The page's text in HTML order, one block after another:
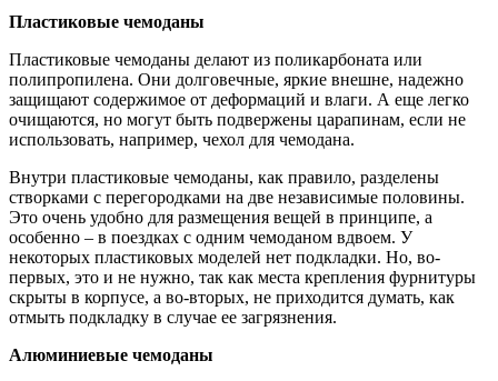
Пластиковые чемоданы
Пластиковые чемоданы делают из поликарбоната или
полипропилена. Они долговечные, яркие внешне, надежно
защищают содержимое от деформаций и влаги. А еще легко
очищаются, но могут быть подвержены царапинам, если не
использовать, например, чехол для чемодана.
Внутри пластиковые чемоданы, как правило, разделены
створками с перегородками на две независимые половины.
Это очень удобно для размещения вещей в принципе, а
особенно – в поездках с одним чемоданом вдвоем. У
некоторых пластиковых моделей нет подкладки. Но, во-
первых, это и не нужно, так как места крепления фурнитуры
скрыты в корпусе, а во-вторых, не приходится думать, как
отмыть подкладку в случае ее загрязнения.
Алюминиевые чемоданы